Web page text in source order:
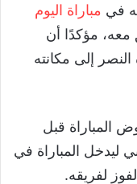
في مباراة اليوم
معه، مؤكدًا أن
إلى مكانته
المباراة قبل
ليدخل المباراة في
لفريقه.